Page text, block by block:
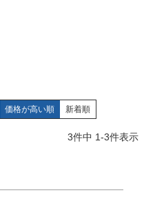
価格が高い順 新着順
3件中 1-3件表示